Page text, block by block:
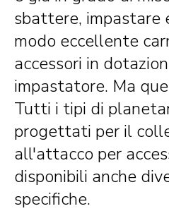
sbattere, impastare
modo eccellente
accessori in
impastatore. Ma
Tutti i tipi di
progettati per il
all'attacco per
disponibili anche
specifiche.